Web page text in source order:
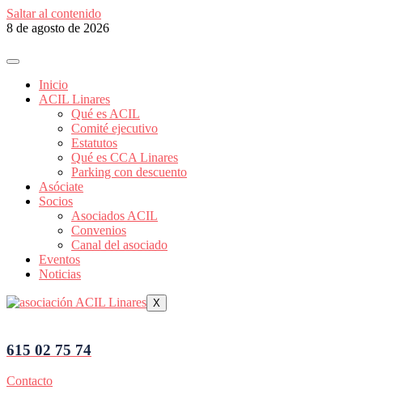
Saltar al contenido
8 de agosto de 2026
Inicio
ACIL Linares
Qué es ACIL
Comité ejecutivo
Estatutos
Qué es CCA Linares
Parking con descuento
Asóciate
Socios
Asociados ACIL
Convenios
Canal del asociado
Eventos
Noticias
X
615 02 75 74
Contacto